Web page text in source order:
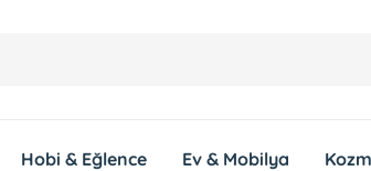
Hobi & Eğlence Ev & Mobilya